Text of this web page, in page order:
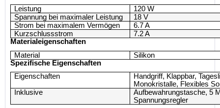
Leistung
120 W
Spannung bei maximaler Leistung
18 V
Strom bei maximalem Vermögen
6.7 A
Kurzschlussstrom
7.2 A
Materialeigenschaften
Material
Silikon
Spezifische Eigenschaften
Eigenschaften
Handgriff, Klappbar,
Monokristalle, Flexibles
Inklusive
Aufbewahrungstasche, 5
Spannungsregler